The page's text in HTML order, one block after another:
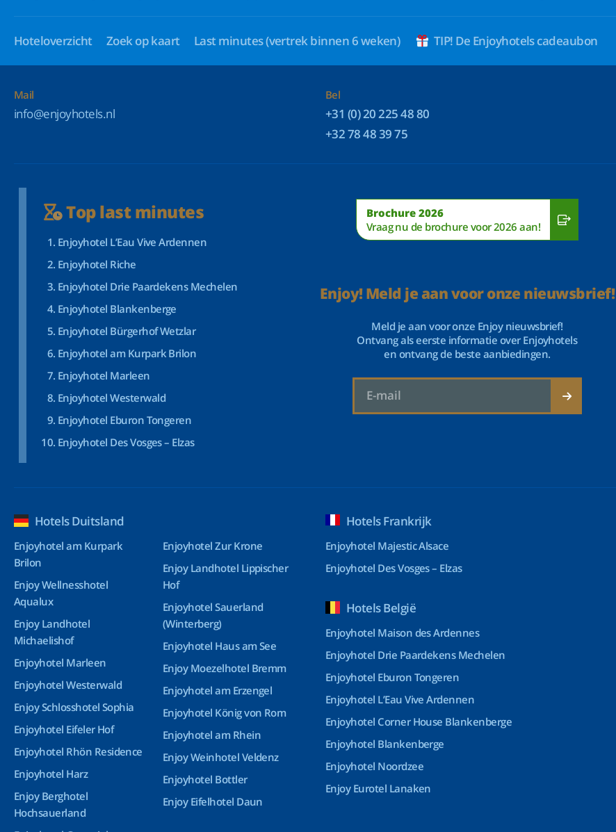
Hoteloverzicht Zoek op kaart Last minutes(vertrek binnen 6 weken) TIP! De Enjoyhotels cadeaubon
Mail
info@enjoyhotels.nl
Bel
+31 (0) 20 225 48 80
+32 78 48 39 75
Top last minutes
Enjoyhotel L’Eau Vive Ardennen
Enjoyhotel Riche
Enjoyhotel Drie Paardekens Mechelen
Enjoyhotel Blankenberge
Enjoyhotel Bürgerhof Wetzlar
Enjoyhotel am Kurpark Brilon
Enjoyhotel Marleen
Enjoyhotel Westerwald
Enjoyhotel Eburon Tongeren
Enjoyhotel Des Vosges – Elzas
Brochure 2026
Vraag nu de brochure voor 2026 aan!
Enjoy! Meld je aan voor onze nieuwsbrief!
Meld je aan voor onze Enjoy nieuwsbrief!
Ontvang als eerste informatie over Enjoyhotels
en ontvang de beste aanbiedingen.
Hotels Duitsland
Enjoyhotel am Kurpark
Brilon
Enjoy Wellnesshotel
Aqualux
Enjoy Landhotel
Michaelishof
Enjoyhotel Marleen
Enjoyhotel Westerwald
Enjoy Schlosshotel Sophia
Enjoyhotel Eifeler Hof
Enjoyhotel Rhön Residence
Enjoyhotel Harz
Enjoy Berghotel
Hochsauerland
Enjoyhotel Zur Krone
Enjoy Landhotel Lippischer
Hof
Enjoyhotel Sauerland
(Winterberg)
Enjoyhotel Haus am See
Enjoy Moezelhotel Bremm
Enjoyhotel am Erzengel
Enjoyhotel König von Rom
Enjoyhotel am Rhein
Enjoy Weinhotel Veldenz
Enjoyhotel Bottler
Enjoy Eifelhotel Daun
Hotels Frankrijk
Enjoyhotel Majestic Alsace
Enjoyhotel Des Vosges – Elzas
Hotels België
Enjoyhotel Maison des Ardennes
Enjoyhotel Drie Paardekens Mechelen
Enjoyhotel Eburon Tongeren
Enjoyhotel L’Eau Vive Ardennen
Enjoyhotel Corner House Blankenberge
Enjoyhotel Blankenberge
Enjoyhotel Noordzee
Enjoy Eurotel Lanaken